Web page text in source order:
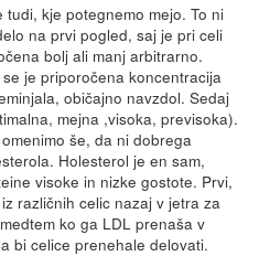
kje potegnemo mejo. To ni
na prvi pogled, saj je pri celi
bolj ali manj arbitrarno.
je priporočena koncentracija
običajno navzdol. Sedaj
mejna ,visoka, previsoka).
še, da ni dobrega
Holesterol je en sam,
visoke in nizke gostote. Prvi,
različnih celic nazaj v jetra za
ko ga LDL prenaša v
bi celice prenehale delovati.